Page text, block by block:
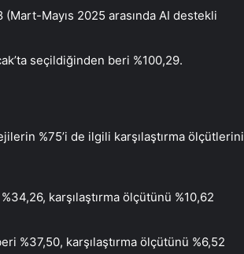
Mayıs 2025 arasında AI destekli
seçildiğinden beri %100,29.
%75’i de ilgili karşılaştırma ölçütlerini
%34,26, karşılaştırma ölçütünü %10,62
%37,50, karşılaştırma ölçütünü %6,52